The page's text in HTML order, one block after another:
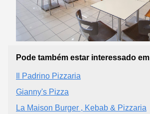
Pode também estar interessado em
Il Padrino Pizzaria
Gianny's Pizza
La Maison Burger , Kebab & Pizzaria